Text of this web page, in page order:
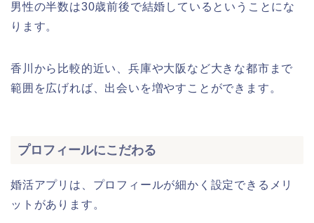
男性の半数は30歳前後で結婚しているということにな
ります。
香川から比較的近い、兵庫や大阪など大きな都市まで
範囲を広げれば、出会いを増やすことができます。
プロフィールにこだわる
婚活アプリは、プロフィールが細かく設定できるメリ
ットがあります。